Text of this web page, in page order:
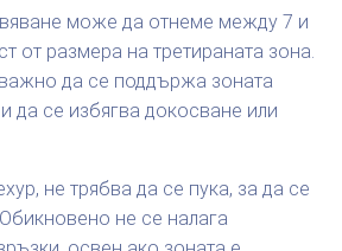
може да отнеме между 7 и
от размера на третираната зона.
да се поддържа зоната
да се избягва докосване или
не трябва да се пука, за да се
не се налага